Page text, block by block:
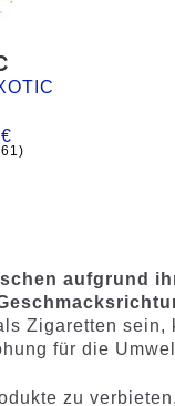
€
aufgrund
Zigaretten sein,
für die
zu